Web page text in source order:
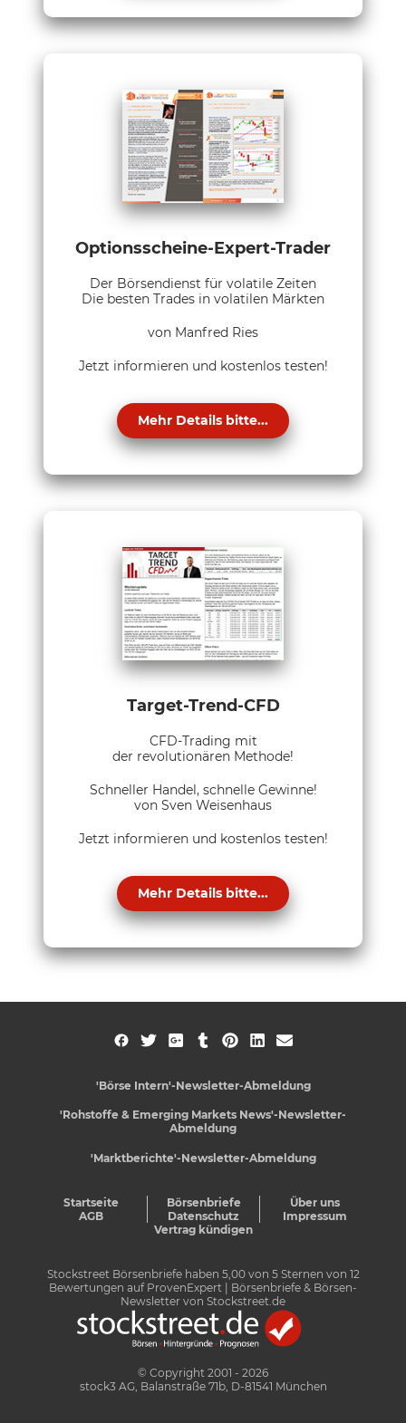
Optionsscheine-Expert-Trader
Der Börsendienst für volatile Zeiten
Die besten Trades in volatilen Märkten
von Manfred Ries
Jetzt informieren und kostenlos testen!
Mehr Details bitte...
Target-Trend-CFD
CFD-Trading mit
der revolutionären Methode!
Schneller Handel, schnelle Gewinne!
von Sven Weisenhaus
Jetzt informieren und kostenlos testen!
Mehr Details bitte...
'Börse Intern'-Newsletter-Abmeldung
'Rohstoffe & Emerging Markets News'-Newsletter-
Abmeldung
'Marktberichte'-Newsletter-Abmeldung
Startseite Börsenbriefe
Über uns
AGB
Datenschutz
Impressum
Vertrag kündigen
Stockstreet Börsenbriefe haben 5,00von 5Sternen von 12
Bewertungen auf ProvenExpert
| Börsenbriefe & Börsen-
Newsletter von Stockstreet.de
© Copyright 2001 - 2026
stock3 AG, Balanstraße 71b, D-81541 München